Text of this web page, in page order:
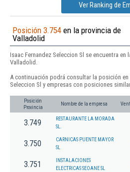
Ver Ranking de
Posición 3.754 en la provincia de
Valladolid
Isaac Fernandez Seleccion Sl se encuentra en
Valladolid.
A continuación podrá consultar la posición en
Seleccion Sl y empresas con posiciones
Posición
Provincia
Nombre de la empresa
3.749
RESTAURANTE LA MORADA
SL.
3.750
CARNICAS PUENTE MAYOR
SL
3.751
INSTALACIONES
ELECTRICAS SEOANE SL